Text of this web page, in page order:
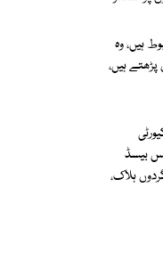
ہیں، وہ
پڑھتے ہیں،
بیسڈ
دہشتگردوں ہلاک،